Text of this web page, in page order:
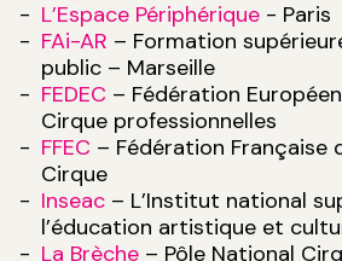
L’Espace Périphérique - Paris
FAi-AR – Formation
public – Marseille
FEDEC – Fédération
Cirque professionnelles
FFEC – Fédération Française
Cirque
Inseac – L’Institut national
l’éducation artistique et
La Brèche – Pôle National